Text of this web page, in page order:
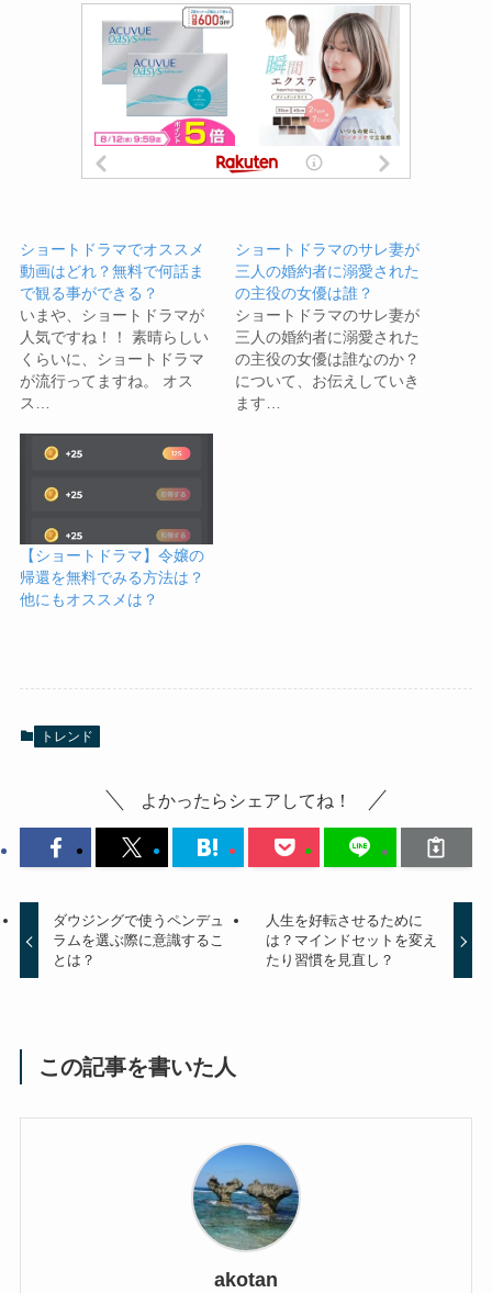
ショートドラマでオススメ
動画はどれ？無料で何話ま
で観る事ができる？
いまや、ショートドラマが
人気ですね！！ 素晴らしい
くらいに、ショートドラマ
が流行ってますね。 オス
ス…
ショートドラマのサレ妻が
三人の婚約者に溺愛された
の主役の女優は誰？
ショートドラマのサレ妻が
三人の婚約者に溺愛された
の主役の女優は誰なのか？
について、お伝えしていき
ます…
【ショートドラマ】令嬢の
帰還を無料でみる方法は？
他にもオススメは？
トレンド
よかったらシェアしてね！
ダウジングで使うペンデュ
ラムを選ぶ際に意識するこ
とは？
人生を好転させるために
は？マインドセットを変え
たり習慣を見直し？
この記事を書いた人
akotan